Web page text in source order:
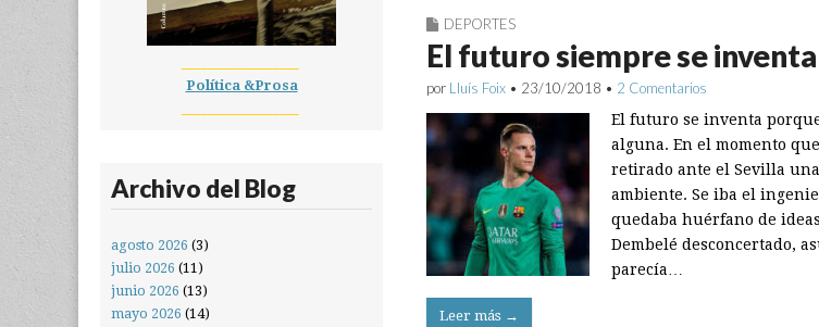
DEPORTES
El futuro siempre se inventa
por Lluís Foix • 23/10/2018 • 2 Comentarios
El futuro se inventa
alguna. En el momento
retirado ante el Sevilla
ambiente. Se iba el
quedaba huérfano de
Dembelé desconcertado,
parecía…
Leer más →
Política &Prosa
Archivo del Blog
agosto 2026 (3)
julio 2026 (11)
junio 2026 (13)
mayo 2026 (14)